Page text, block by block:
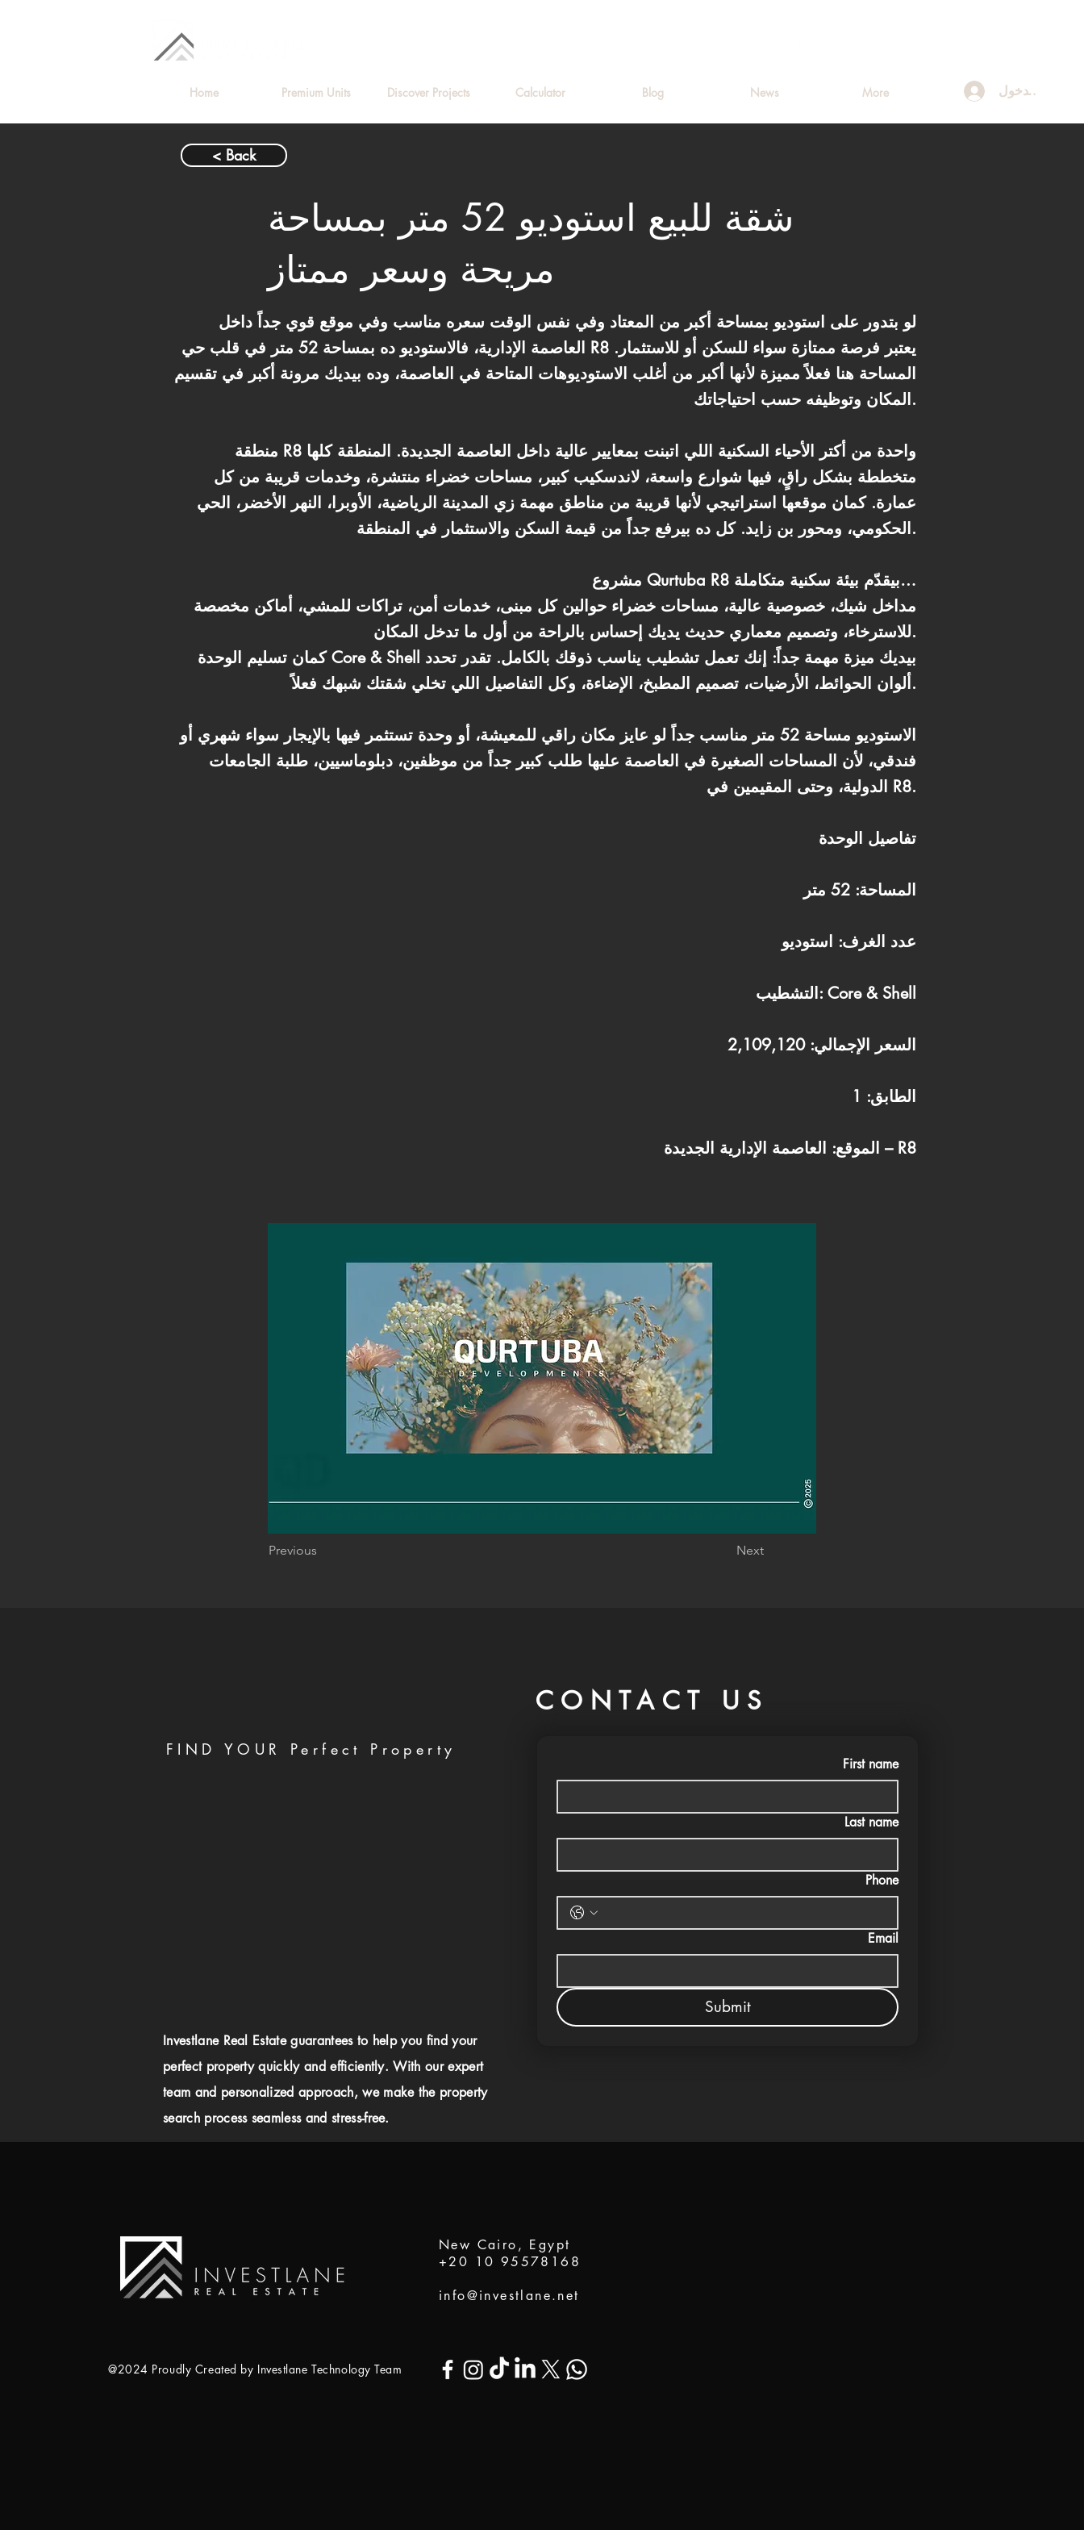
Home Premium Units Discover Projects Calculator Blog News More تسجيل الدخول
< Back
شقة للبيع استوديو 52 متر بمساحة
مريحة وسعر ممتاز
لو بتدور على استوديو بمساحة أكبر من المعتاد وفي نفس الوقت سعره مناسب وفي موقع قوي جداً داخل
العاصمة الإدارية، فالاستوديو ده بمساحة 52 متر في قلب حي R8 يعتبر فرصة ممتازة سواء للسكن أو للاستثمار.
المساحة هنا فعلاً مميزة لأنها أكبر من أغلب الاستوديوهات المتاحة في العاصمة، وده بيديك مرونة أكبر في تقسيم
المكان وتوظيفه حسب احتياجاتك.
منطقة R8 واحدة من أكتر الأحياء السكنية اللي اتبنت بمعايير عالية داخل العاصمة الجديدة. المنطقة كلها
متخططة بشكل راقٍ، فيها شوارع واسعة، لاندسكيب كبير، مساحات خضراء منتشرة، وخدمات قريبة من كل
عمارة. كمان موقعها استراتيجي لأنها قريبة من مناطق مهمة زي المدينة الرياضية، الأوبرا، النهر الأخضر، الحي
الحكومي، ومحور بن زايد. كل ده بيرفع جداً من قيمة السكن والاستثمار في المنطقة.
مشروع Qurtuba R8 بيقدّم بيئة سكنية متكاملة…
مداخل شيك، خصوصية عالية، مساحات خضراء حوالين كل مبنى، خدمات أمن، تراكات للمشي، أماكن مخصصة
للاسترخاء، وتصميم معماري حديث يديك إحساس بالراحة من أول ما تدخل المكان.
كمان تسليم الوحدة Core & Shell بيديك ميزة مهمة جداً: إنك تعمل تشطيب يناسب ذوقك بالكامل. تقدر تحدد
ألوان الحوائط، الأرضيات، تصميم المطبخ، الإضاءة، وكل التفاصيل اللي تخلي شقتك شبهك فعلاً.
الاستوديو مساحة 52 متر مناسب جداً لو عايز مكان راقي للمعيشة، أو وحدة تستثمر فيها بالإيجار سواء شهري أو
فندقي، لأن المساحات الصغيرة في العاصمة عليها طلب كبير جداً من موظفين، دبلوماسيين، طلبة الجامعات
الدولية، وحتى المقيمين في R8.
تفاصيل الوحدة
المساحة: 52 متر
عدد الغرف: استوديو
التشطيب: Core & Shell
السعر الإجمالي: 2,109,120
الطابق: 1
الموقع: العاصمة الإدارية الجديدة – R8
Previous Next
CONTACT US
FIND YOUR Perfect Property
Investlane Real Estate guarantees to help you find your
perfect property quickly and efficiently. With our expert
team and personalized approach, we make the property
search process seamless and stress-free.
First name
Last name
Phone
Email
Submit
New Cairo, Egypt
+20 10 95578168
info@investlane.net
@2024 Proudly Created by Investlane Technology Team